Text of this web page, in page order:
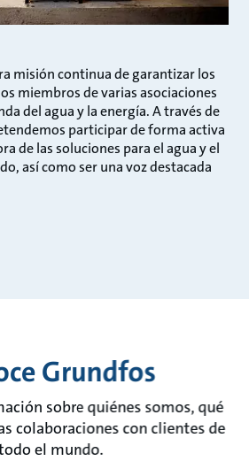
misión continua de garantizar los
miembros de varias asociaciones
del agua y la energía. A través de
participar de forma activa
de las soluciones para el agua y el
así como ser una voz destacada
Grundfos
sobre quiénes somos, qué
colaboraciones con clientes de
el mundo.